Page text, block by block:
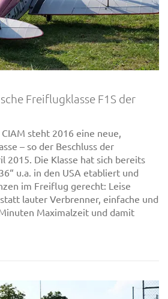
Freiflugklasse F1S der
steht 2016 eine neue,
– so der Beschluss der
2015. Die Klasse hat sich bereits
u.a. in den USA etabliert und
im Freiflug gerecht: Leise
lauter Verbrenner, einfache und
Maximalzeit und damit